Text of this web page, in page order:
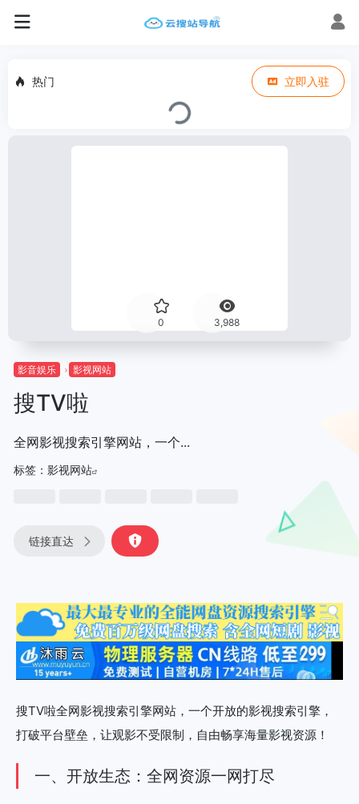
热门 立即入驻
0 3,988
影音娱乐 影视网站
搜TV啦
全网影视搜索引擎网站，一个...
标签： 影视网站
链接直达
搜TV啦全网影视搜索引擎网站，一个开放的影视搜索引擎，
打破平台壁垒，让观影不受限制，自由畅享海量影视资源！
一、开放生态：全网资源一网打尽